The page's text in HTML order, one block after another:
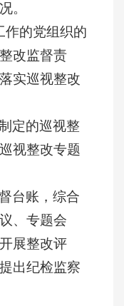
。
的党组织的
改监督责
实巡视整改
定的巡视整
视整改专题
台账，综合
、专题会
展整改评
出纪检监察